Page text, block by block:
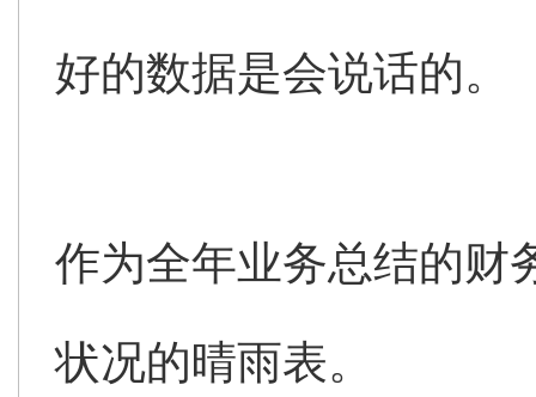
好的数据是会说话的。
作为全年业务总结的财
状况的晴雨表。